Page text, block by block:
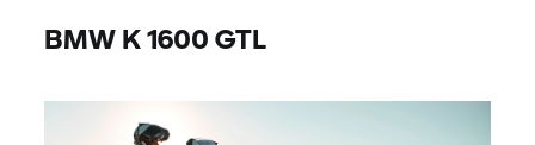
BMWK 1600 GTL